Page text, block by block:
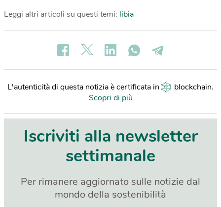
Leggi altri articoli su questi temi: libia
L'autenticità di questa notizia è certificata in blockchain.
Scopri di più
Iscriviti alla newsletter
settimanale
Per rimanere aggiornato sulle notizie dal
mondo della sostenibilità